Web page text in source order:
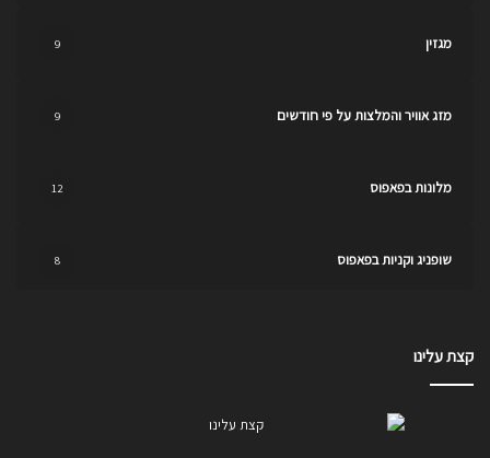
מגזין 9
מזג אוויר והמלצות על פי חודשים 9
מלונות בפאפוס 12
שופניג וקניות בפאפוס 8
קצת עלינו